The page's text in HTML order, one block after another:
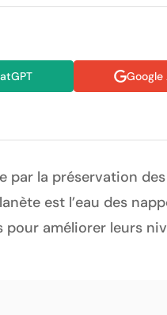
Google
la préservation
est l’eau des
pour améliorer leurs